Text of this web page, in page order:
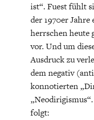
ist“. Fuest fühlt
der 1970er
herrschen heute
vor. Und um
Ausdruck zu
dem negativ
konnotierten
folgt: